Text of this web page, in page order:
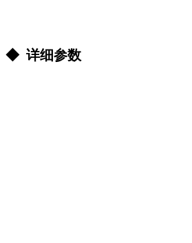
◆ 详细参数